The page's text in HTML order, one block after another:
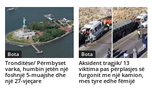
Bota
Tronditëse/ Përmbyset
varka, humbin jetën një
foshnjë 5-muajshe dhe
një 27-vjeçare
Bota
Aksident tragjik/ 13
viktima pas përplasjes së
furgonit me një kamion,
mes tyre edhe fëmijë